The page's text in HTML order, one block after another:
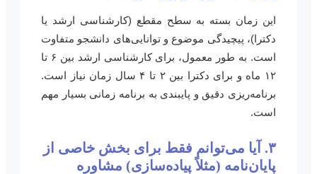
این زمان بسته به سطح مقطع (کارشناسی ارشد یا
دکترا)، پیچیدگی موضوع و توانایی‌های دانشجو متفاوت
است. به طور معمول، برای کارشناسی ارشد بین ۶ تا
۱۲ ماه و برای دکترا بین ۲ تا ۴ سال زمان نیاز است.
برنامه‌ریزی دقیق و پایبندی به برنامه زمانی بسیار مهم
است.
۳. آیا می‌توانم فقط برای بخش خاصی از
پایان‌نامه (مثلاً پیاده‌سازی) مشاوره